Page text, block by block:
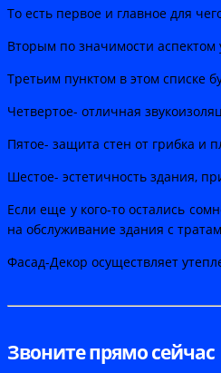
То есть первое и главное для
Вторым по значимости
Третьим пунктом в этом списке
Четвертое- отличная
Пятое- защита стен от грибка и
Шестое- эстетичность здания,
Если еще у кого-то остались
на обслуживание здания с
Фасад-Декор осуществляет
Звоните прямо сейчас